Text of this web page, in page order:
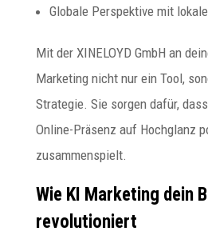
Globale Perspektive mit
Mit der XINELOYD GmbH an
Marketing nicht nur ein Tool,
Strategie. Sie sorgen dafür,
Online-Präsenz auf Hochglanz
zusammenspielt.
Wie KI Marketing dein
revolutioniert